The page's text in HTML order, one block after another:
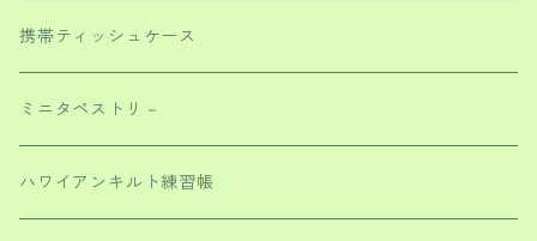
携帯ティッシュケース
ミニタペストリ－
ハワイアンキルト練習帳